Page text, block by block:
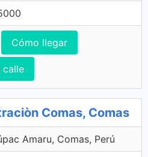
Cómo llegar
calle
Comas, Comas
Amaru, Comas, Perú